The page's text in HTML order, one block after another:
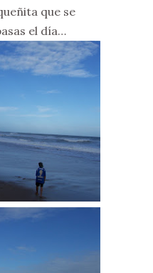
que se
el día…